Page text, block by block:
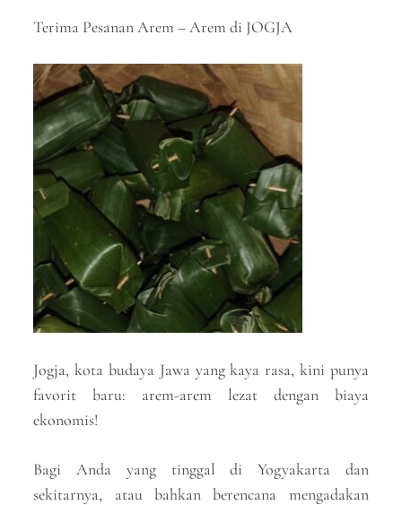
Terima Pesanan Arem – Arem di JOGJA
Jogja, kota budaya Jawa yang kaya rasa, kini punya
favorit baru: arem-arem lezat dengan biaya
ekonomis!
Bagi Anda yang tinggal di Yogyakarta dan
sekitarnya, atau bahkan berencana mengadakan